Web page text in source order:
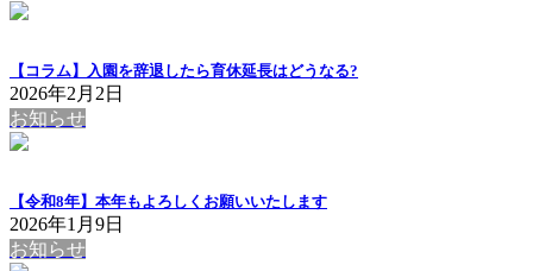
【コラム】入園を辞退したら育休延長はどうなる?
2026年2月2日
お知らせ
【令和8年】本年もよろしくお願いいたします
2026年1月9日
お知らせ